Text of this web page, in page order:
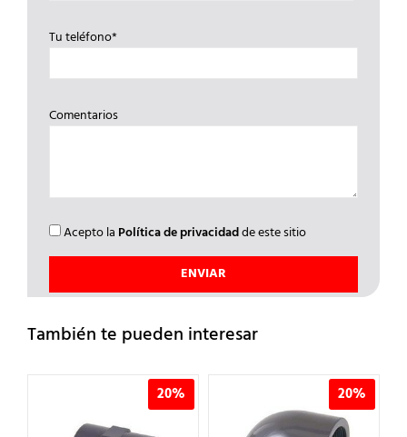
Tu teléfono*
Comentarios
Acepto la Política de privacidadde este sitio
También te pueden interesar
20% 20%